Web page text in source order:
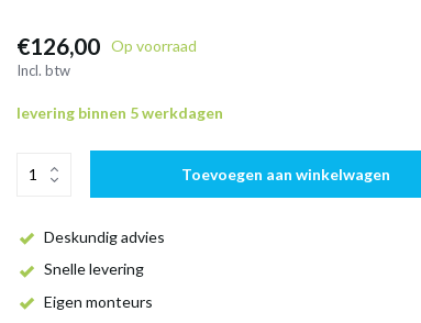
€126,00 Op voorraad
Incl. btw
levering binnen 5 werkdagen
Toevoegen aan winkelwagen
Deskundig advies
Snelle levering
Eigen monteurs